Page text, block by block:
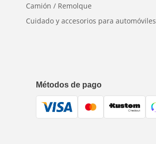
Camión / Remolque
Cuidado y accesorios para automóviles
Métodos de pago